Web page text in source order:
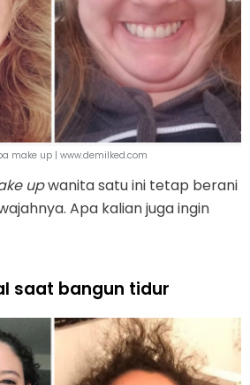
make up | www.demilked.com
upwanita satu ini tetap berani
Apa kalian juga ingin
saat bangun tidur